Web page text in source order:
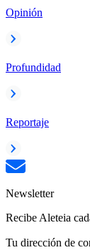
Opinión
Profundidad
Reportaje
Newsletter
Recibe Aleteia
Tu dirección de